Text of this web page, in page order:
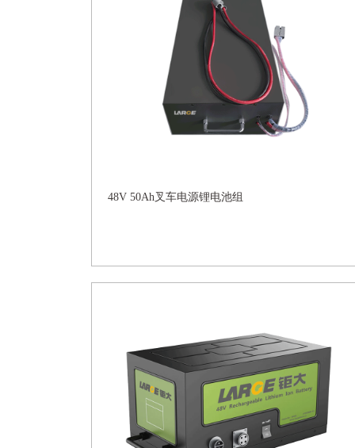
48V 50Ah叉车电源锂电池组